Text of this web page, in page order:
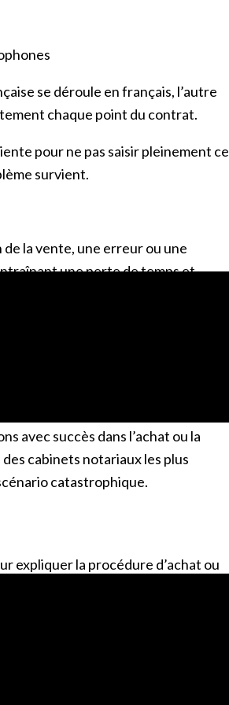
se déroule en français, l’autre
chaque point du contrat.
pour ne pas saisir pleinement ce
survient.
la vente, une erreur ou une
une perte de temps et
vous poursuivre en justice (et
avec succès dans l’achat ou la
cabinets notariaux les plus
catastrophique.
expliquer la procédure d’achat ou